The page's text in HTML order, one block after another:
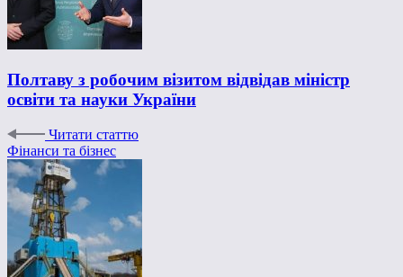
Полтаву з робочим візитом відвідав міністр
освіти та науки України
Читати статтю
Фінанси та бізнес